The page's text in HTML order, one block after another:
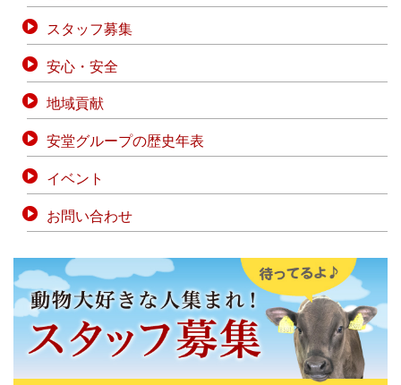
スタッフ募集
安心・安全
地域貢献
安堂グループの歴史年表
イベント
お問い合わせ